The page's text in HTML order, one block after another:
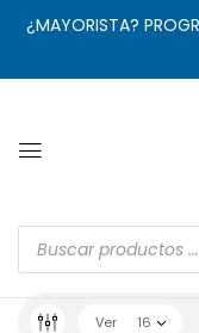
¿MAYORISTA?
Ver 16